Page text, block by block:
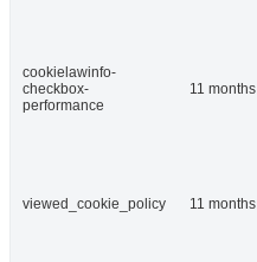
cookielawinfo-
checkbox-
performance
11 months
viewed_cookie_policy 11 months